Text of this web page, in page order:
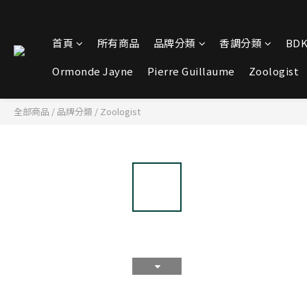
首頁 所有商品 品牌分類 香調分類
Ormonde Jayne
Pierre Guillaume Zoologist
全部商品 / 品牌分類 / Zoologist